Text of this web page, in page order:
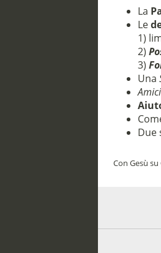
La
Le
1)
2)
3)
Una
Amici
Due
Con Gesù